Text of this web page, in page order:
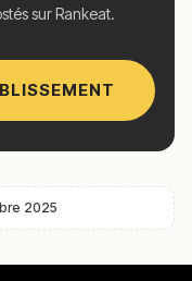
sur Rankeat.
2025